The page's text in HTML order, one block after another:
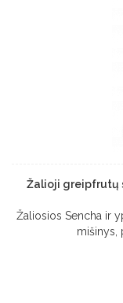
Žalioji greipfrutų
Žaliosios Sencha ir
mišinys,